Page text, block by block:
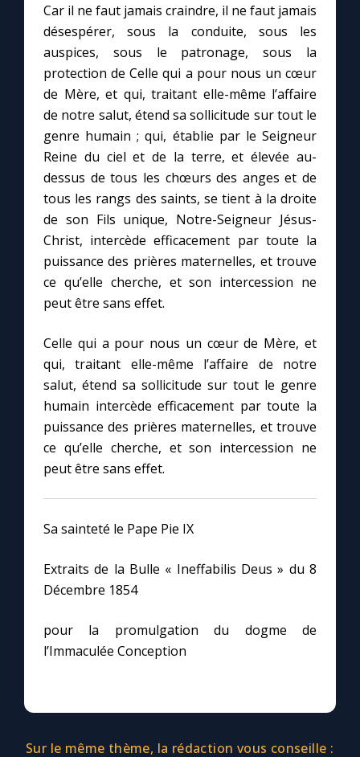
Car il ne faut jamais craindre, il ne faut jamais
désespérer, sous la conduite, sous les
auspices, sous le patronage, sous la
protection de Celle qui a pour nous un cœur
de Mère, et qui, traitant elle-même l’affaire
de notre salut, étend sa sollicitude sur tout le
genre humain ; qui, établie par le Seigneur
Reine du ciel et de la terre, et élevée au-
dessus de tous les chœurs des anges et de
tous les rangs des saints, se tient à la droite
de son Fils unique, Notre-Seigneur Jésus-
Christ, intercède efficacement par toute la
puissance des prières maternelles, et trouve
ce qu’elle cherche, et son intercession ne
peut être sans effet.
Celle qui a pour nous un cœur de Mère, et
qui, traitant elle-même l’affaire de notre
salut, étend sa sollicitude sur tout le genre
humain intercède efficacement par toute la
puissance des prières maternelles, et trouve
ce qu’elle cherche, et son intercession ne
peut être sans effet.
Sa sainteté le Pape Pie IX
Extraits de la Bulle « Ineffabilis Deus » du 8
Décembre 1854
pour la promulgation du dogme de
l’Immaculée Conception
Sur le même thème, la rédaction vous conseille :